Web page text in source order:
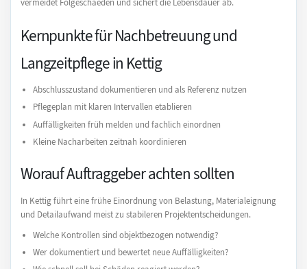
vermeidet Folgeschaeden und sichert die Lebensdauer ab.
Kernpunkte für Nachbetreuung und
Langzeitpflege in Kettig
Abschlusszustand dokumentieren und als Referenz nutzen
Pflegeplan mit klaren Intervallen etablieren
Auffälligkeiten früh melden und fachlich einordnen
Kleine Nacharbeiten zeitnah koordinieren
Worauf Auftraggeber achten sollten
In Kettig führt eine frühe Einordnung von Belastung, Materialeignung
und Detailaufwand meist zu stabileren Projektentscheidungen.
Welche Kontrollen sind objektbezogen notwendig?
Wer dokumentiert und bewertet neue Auffälligkeiten?